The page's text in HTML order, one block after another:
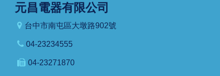
元昌電器有限公司
台中市南屯區大墩路902號
04-23234555
04-23271870